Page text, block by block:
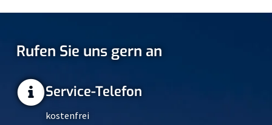
Rufen Sie uns gern an
Service-Telefon
kostenfrei